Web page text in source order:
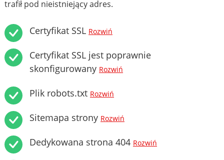
trafił pod nieistniejący adres.
Certyfikat SSL Rozwiń
Certyfikat SSL jest poprawnie
skonfigurowany Rozwiń
Plik robots.txt Rozwiń
Sitemapa strony Rozwiń
Dedykowana strona 404 Rozwiń